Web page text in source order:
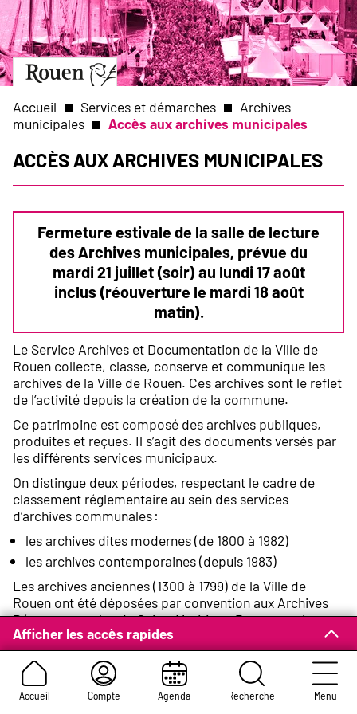
Aller
au
contenu
principal
Aller
à
page
d’accueil
Slide
of
1
Accueil Compte Agenda Recherche Menu
Fil
d'Ariane
Accueil Services et démarches
Archives
municipales
Accès aux archives municipales
Accès aux archives municipales
Afficher les accès rapides
Fermeture estivale de la salle de lecture
des Archives municipales, prévue du
mardi 21 juillet (soir) au lundi 17 août
inclus (réouverture le mardi 18 août
matin).
Le Service Archives et Documentation de la Ville de
Rouen collecte, classe, conserve et communique les
archives de la Ville de Rouen. Ces archives sont le reflet
de l’activité depuis la création de la commune.
Ce patrimoine est composé des archives publiques,
produites et reçues. Il s’agit des documents versés par
les différents services municipaux.
On distingue deux périodes, respectant le cadre de
classement réglementaire au sein des services
d’archives communales :
les archives dites modernes (de 1800 à 1982)
les archives contemporaines (depuis 1983)
Les archives anciennes (1300 à 1799) de la Ville de
Rouen ont été déposées par convention aux Archives
Départementales de Seine-Maritime. Pour consulter
ces archives, il suffit de consulter le site Internet
www.archivesdepartementales76.net